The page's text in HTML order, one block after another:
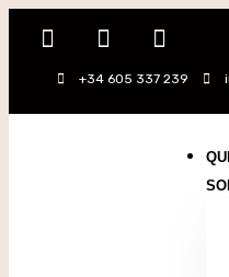
+34 605 337 239